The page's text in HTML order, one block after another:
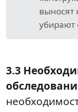
убирают
3.3